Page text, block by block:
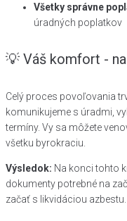
Všetky správne
úradných poplatkov
💡 Váš komfort -
Celý proces povoľovania
komunikujeme s úradmi,
termíny. Vy sa môžete
všetku byrokraciu.
Výsledok: Na konci tohto
dokumenty potrebné na
začať s likvidáciou azbestu.